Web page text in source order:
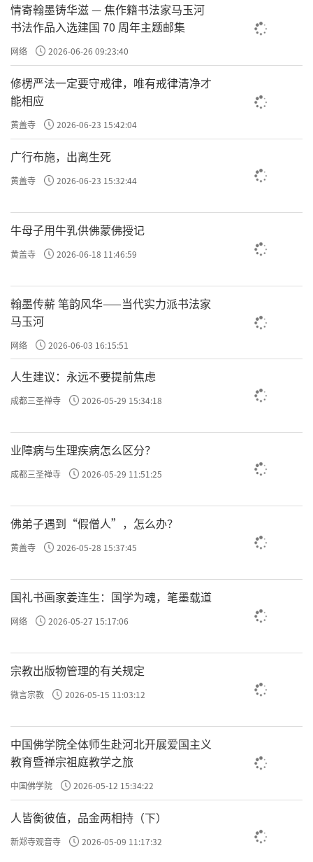
大户人家这个行为对不对呢？大户人家的行为是对的。
饥民抢粮食这个行为是不对的。饥民吃不饱饭已经被形势所
迫，直到没有办法为止。这个富贵人家一定不是见到这些人
不予理睬的，比如开仓放粮；大家去到县里面去申请一些补
助，真的没有办法的情况下走上极端也没问题，但是不能一
开始就这样。因为这里面会有一些地痞、流氓、无赖，这样
一些人会趁势而入。大户人家就把乱象给弄住了，否则一旦
发生打砸抢，可能遭殃的不只大户人家，老百姓也会遭殃，
地痞流氓趁势暴动，受影响的就是每个人，因为你可能走出
去就不安全，你可能在家里待着匪徒就闯进来了，所以先要
是说现在有岁荒，可能明年就丰收了，今年赈灾给一些粮食
就没事儿了。
往期回顾
许方勇解读《了凡四训》（二）
许方勇解读《了凡四训》（三）
许方勇解读《了凡四训》（六）
许方勇解读《了凡四训》（七）
许方勇解读《了凡四训》（九）
许方勇解读《了凡四训》（十）
许方勇解读《了凡四训》（十三）
许方勇解读《了凡四训》（十四）
许方勇解读《了凡四训》（十六）
许方勇解读《了凡四训》（十七）
情寄翰墨铸华滋 — 焦作籍书法家马玉河
书法作品入选建国 70 周年主题邮集
网络 2026-06-26 09:23:40
修楞严法一定要守戒律，唯有戒律清净才
能相应
黄盖寺 2026-06-23 15:42:04
广行布施，出离生死
黄盖寺 2026-06-23 15:32:44
牛母子用牛乳供佛蒙佛授记
黄盖寺 2026-06-18 11:46:59
翰墨传薪 笔韵风华——当代实力派书法家
马玉河
网络 2026-06-03 16:15:51
人生建议：永远不要提前焦虑
成都三圣禅寺 2026-05-29 15:34:18
业障病与生理疾病怎么区分？
成都三圣禅寺 2026-05-29 11:51:25
佛弟子遇到“假僧人”，怎么办？
黄盖寺 2026-05-28 15:37:45
国礼书画家姜连生：国学为魂，笔墨载道
网络 2026-05-27 15:17:06
宗教出版物管理的有关规定
微言宗教 2026-05-15 11:03:12
中国佛学院全体师生赴河北开展爱国主义
教育暨禅宗祖庭教学之旅
中国佛学院 2026-05-12 15:34:22
人皆衡彼值，品金两相持（下）
新郑寺观音寺 2026-05-09 11:17:32